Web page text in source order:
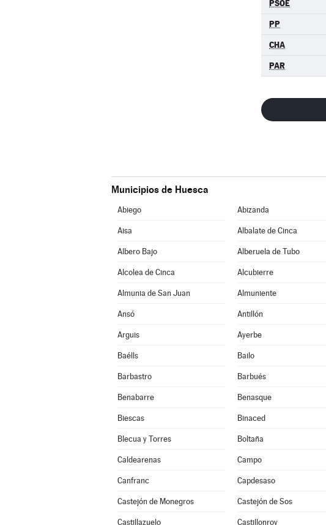
PSOE
PP
CHA
PAR
Municipios de Huesca
Abiego Abizanda
Aisa Albalate de Cinca
Albero Bajo Alberuela de Tubo
Alcolea de Cinca Alcubierre
Almunia de San Juan Almuniente
Ansó Antillón
Arguis Ayerbe
Baélls Bailo
Barbastro Barbués
Benabarre Benasque
Biescas Binaced
Blecua y Torres Boltaña
Caldearenas Campo
Canfranc Capdesaso
Castejón de Monegros Castejón de Sos
Castillazuelo Castillonroy